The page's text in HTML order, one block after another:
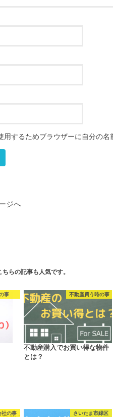
用するためブラウザーに自分の名
ジへ
ちらの記事も人気です。
事 不動産買う時の事
不動産購入でお買い得な物件
とは？
社の事 さいたま市緑区